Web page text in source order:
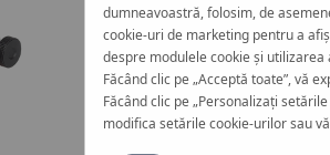
dumneavoastră, folosim, de
cookie-uri de marketing pentru a
despre modulele cookie și utilizarea
Făcând clic pe „Acceptă toate”, vă
Făcând clic pe „Personalizați
modifica setările cookie-urilor sau